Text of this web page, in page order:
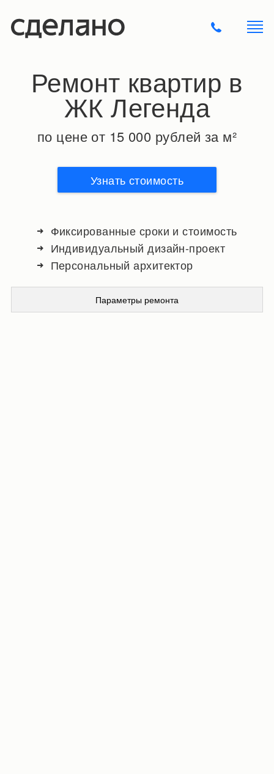
Ремонт квартир в
ЖК Легенда
по цене от 15 000 рублей за м²
Узнать стоимость
Фиксированные сроки и стоимость
Индивидуальный дизайн-проект
Персональный архитектор
Параметры ремонта